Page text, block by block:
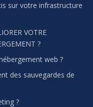
sur votre infrastructure
VOTRE
?
web ?
des sauvegardes de
?